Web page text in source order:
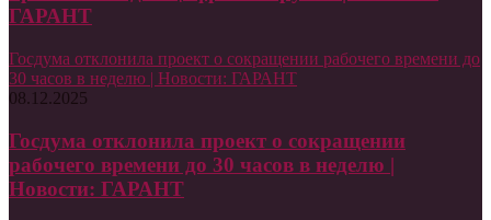
ГАРАНТ
Госдума отклонила проект о сокращении рабочего времени до
30 часов в неделю | Новости: ГАРАНТ
08.12.2025
Госдума отклонила проект о сокращении
рабочего времени до 30 часов в неделю |
Новости: ГАРАНТ